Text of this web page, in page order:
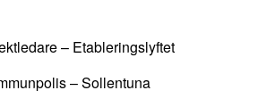
– Etableringslyftet
– Sollentuna